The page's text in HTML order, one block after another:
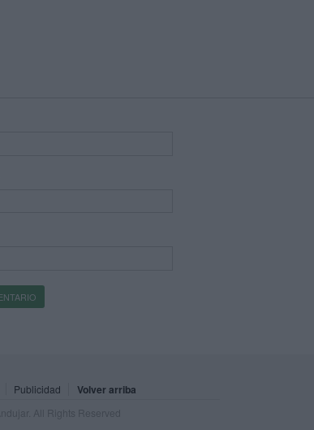
Publicidad Volver arriba